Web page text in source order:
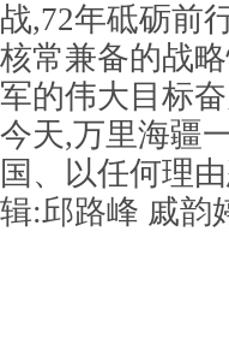
战,72年砥砺前
核常兼备的战
军的伟大目标
今天,万里海疆
国、以任何理
辑:邱路峰 戚韵